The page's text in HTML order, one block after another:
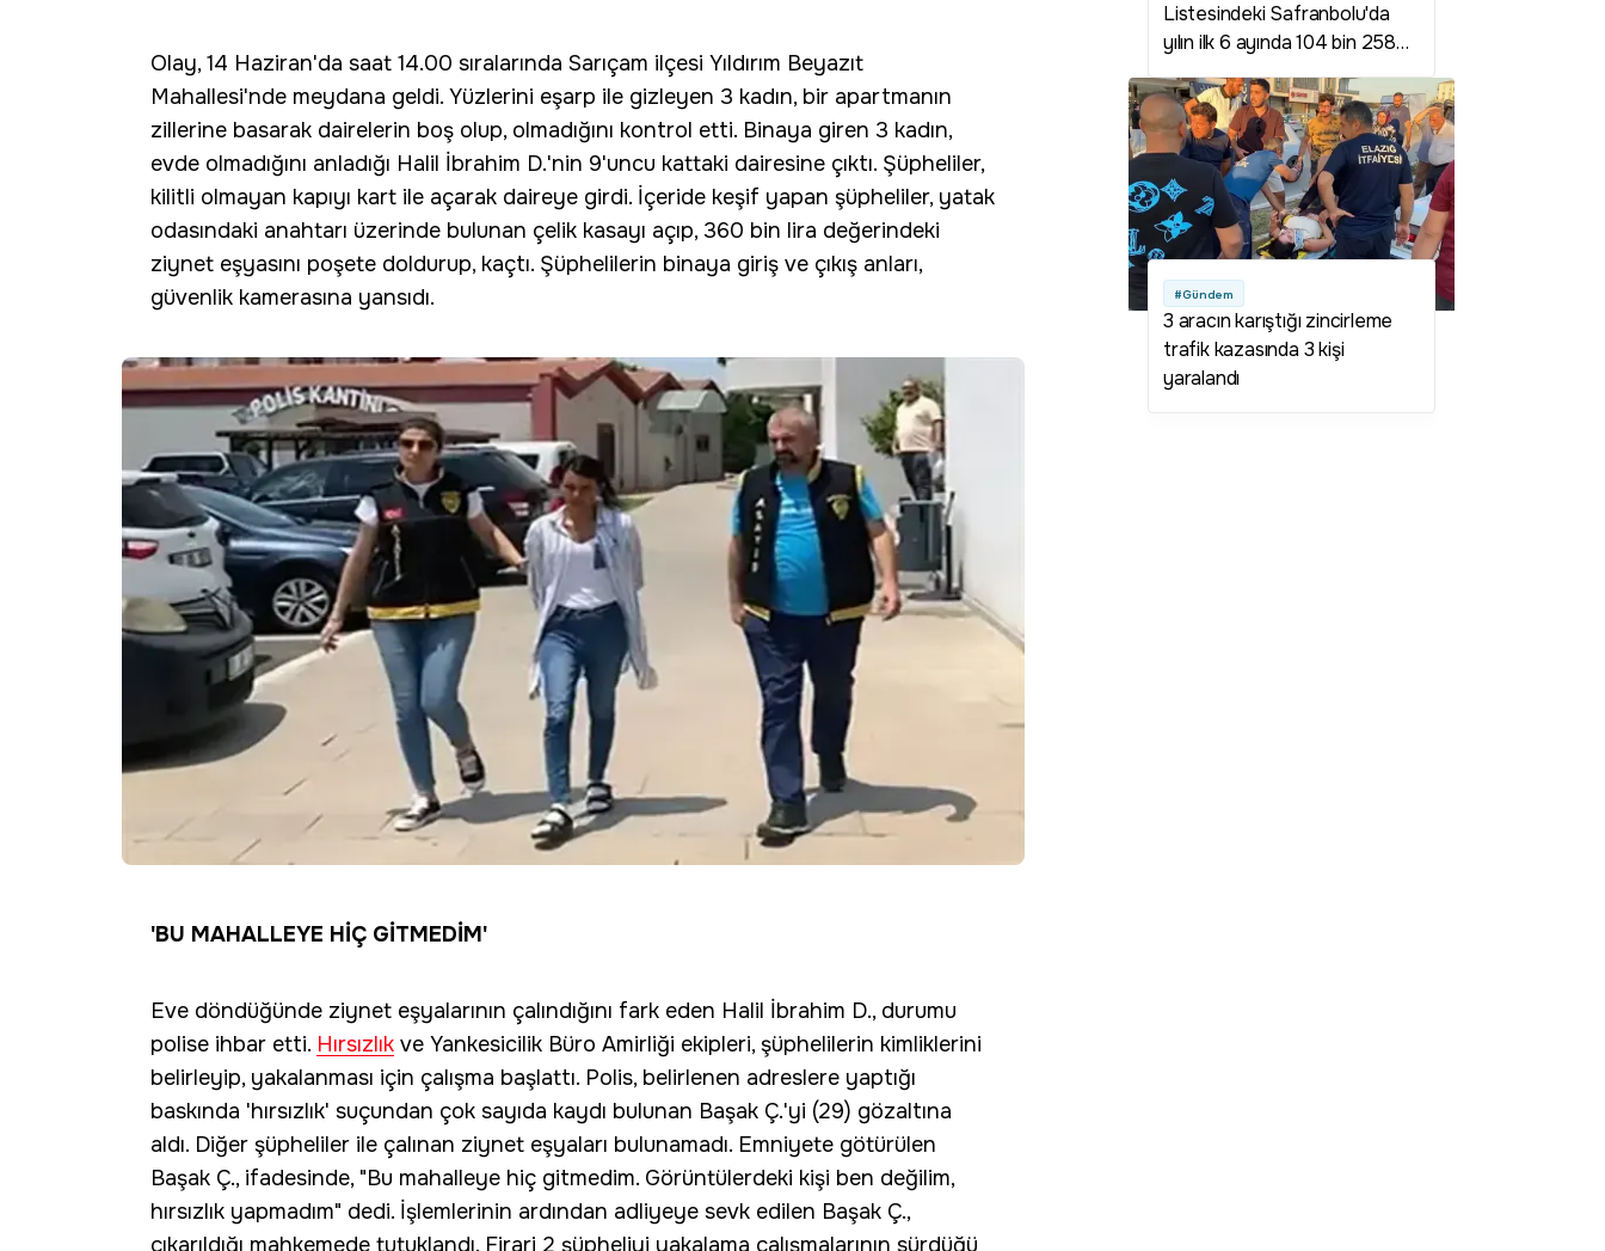
Olay, 14 Haziran'da saat 14.00 sıralarında Sarıçam ilçesi Yıldırım Beyazıt
Mahallesi'nde meydana geldi. Yüzlerini eşarp ile gizleyen 3 kadın, bir apartmanın
zillerine basarak dairelerin boş olup, olmadığını kontrol etti. Binaya giren 3 kadın,
evde olmadığını anladığı Halil İbrahim D.'nin 9'uncu kattaki dairesine çıktı. Şüpheliler,
kilitli olmayan kapıyı kart ile açarak daireye girdi. İçeride keşif yapan şüpheliler, yatak
odasındaki anahtarı üzerinde bulunan çelik kasayı açıp, 360 bin lira değerindeki
ziynet eşyasını poşete doldurup, kaçtı. Şüphelilerin binaya giriş ve çıkış anları,
güvenlik kamerasına yansıdı.
'BU MAHALLEYE HİÇ GİTMEDİM'
Eve döndüğünde ziynet eşyalarının çalındığını fark eden Halil İbrahim D., durumu
polise ihbar etti. Hırsızlık ve Yankesicilik Büro Amirliği ekipleri, şüphelilerin kimliklerini
belirleyip, yakalanması için çalışma başlattı. Polis, belirlenen adreslere yaptığı
baskında 'hırsızlık' suçundan çok sayıda kaydı bulunan Başak Ç.'yi (29) gözaltına
aldı. Diğer şüpheliler ile çalınan ziynet eşyaları bulunamadı. Emniyete götürülen
Başak Ç., ifadesinde, "Bu mahalleye hiç gitmedim. Görüntülerdeki kişi ben değilim,
hırsızlık yapmadım" dedi. İşlemlerinin ardından adliyeye sevk edilen Başak Ç.,
çıkarıldığı mahkemede tutuklandı. Firari 2 şüpheliyi yakalama çalışmalarının sürdüğü
Listesindeki Safranbolu'da
yılın ilk 6 ayında 104 bin 258
#Gündem
3 aracın karıştığı zincirleme
trafik kazasında 3 kişi
yaralandı